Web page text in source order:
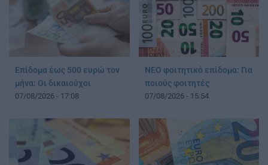
Επίδομα έως 500 ευρώ τον
μήνα: Οι δικαιούχοι
07/08/2026 - 17:08
ΝΕΟ φοιτητικό επίδομα: Για
ποιούς φοιτητές
07/08/2026 - 15:54